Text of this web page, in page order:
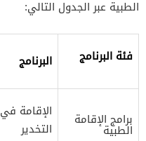
الطبية عبر الجدول التالي:
فئة البرنامج البرنامج
برامج الإقامة
الطبية
الإقامة في
التخدير